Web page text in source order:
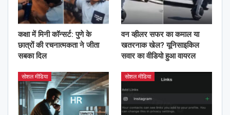
कक्षा में मिनी कॉन्सर्ट: पुणे के
छात्रों की रचनात्मकता ने जीता
सबका दिल
वन व्हीलर सफर का कमाल या
खतरनाक खेल? यूनिसाइकिल
सवार का वीडियो हुआ वायरल
सोशल मीडिया सोशल मीडिया